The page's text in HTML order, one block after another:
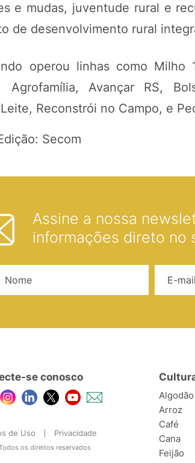
e mudas, juventude rural e
de desenvolvimento rural
operou linhas como Milho
Agrofamília, Avançar RS,
Reconstrói no Campo, e
Secom
Assine a nossa
informações direto no
se conosco
de Uso Privacidade
os direitos reservados
Algodão
Arroz
Café
Cana
Feijão